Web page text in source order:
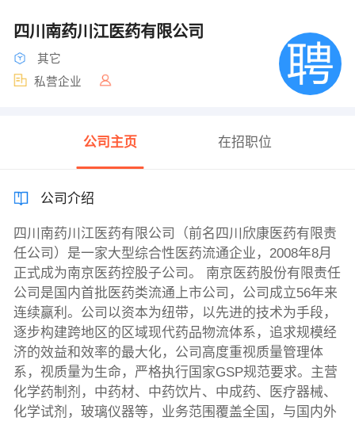
四川南药川江医药有限公司
其它
私营企业
公司主页 在招职位
公司介绍
四川南药川江医药有限公司（前名四川欣康医药有限责
任公司）是一家大型综合性医药流通企业，2008年8月
正式成为南京医药控股子公司。 南京医药股份有限责任
公司是国内首批医药类流通上市公司，公司成立56年来
连续赢利。公司以资本为纽带，以先进的技术为手段，
逐步构建跨地区的区域现代药品物流体系，追求规模经
济的效益和效率的最大化，公司高度重视质量管理体
系，视质量为生命，严格执行国家GSP规范要求。主营
化学药制剂，中药材、中药饮片、中成药、医疗器械、
化学试剂，玻璃仪器等，业务范围覆盖全国，与国内外